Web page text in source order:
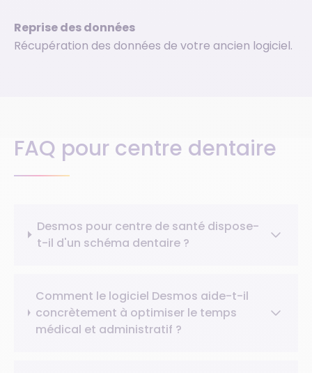
Reprise des données
Récupération des données de votre ancien logiciel.
FAQ pour centre dentaire
Desmos pour centre de santé dispose-
t-il d'un schéma dentaire ?
Comment le logiciel Desmos aide-t-il
concrètement à optimiser le temps
médical et administratif ?